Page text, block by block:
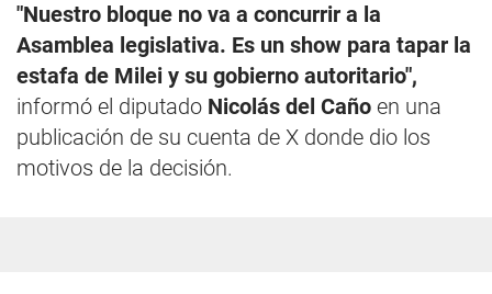
"Nuestro bloque no va a concurrir a la
Asamblea legislativa. Es un show para tapar la
estafa de Milei y su gobierno autoritario",
informó el diputado Nicolás del Caño en una
publicación de su cuenta de X donde dio los
motivos de la decisión.